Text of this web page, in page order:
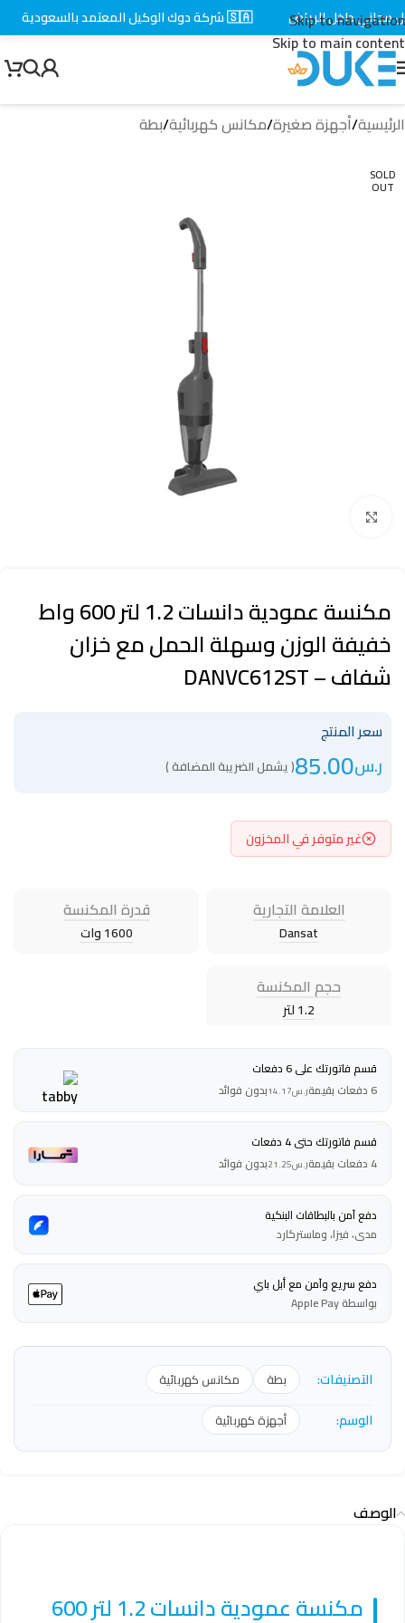
Skip to navigation
Skip to main content
الرئيسية/أجهزة صغيرة/مكانس كهربائية/بطة
SOLD
OUT
مكنسة عمودية دانسات 1.2 لتر 600 واط
خفيفة الوزن وسهلة الحمل مع خزان
شفاف – DANVC612ST
سعر المنتج
ر.س85.00( يشمل الضريبة المضافة )
غير متوفر في المخزون
العلامة التجارية
Dansat
قدرة المكنسة
1600 وات
حجم المكنسة
1.2 لتر
قسم فاتورتك على 6 دفعات
6 دفعات بقيمة
ر.س14.17بدون فوائد
قسم فاتورتك حتى 4 دفعات
4 دفعات بقيمة
ر.س21.25بدون فوائد
دفع آمن بالبطاقات البنكية
مدى، فيزا، وماستركارد
دفع سريع وآمن مع أبل باي
بواسطة Apple Pay
التصنيفات: بطة مكانس كهربائية
الوسم: أجهزة كهربائية
الوصف
مكنسة عمودية دانسات 1.2 لتر 600
داخل الرياض 🇸🇦 شركة دوك الوكيل المعتمد بالسعودية